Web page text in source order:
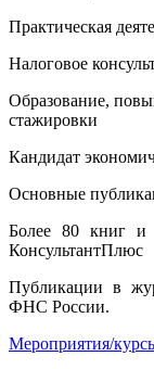
Практическая
Налоговое
Образование,
стажировки
Кандидат
Основные
Более 80 книг и
КонсультантПлюс
Публикации в
ФНС России.
Мероприятия/